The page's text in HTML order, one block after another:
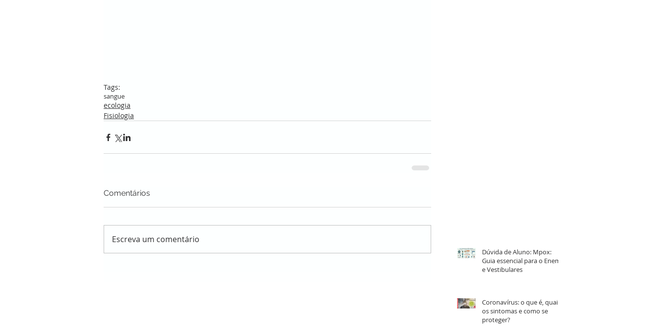
Tags:
sangue
ecologia
Fisiologia
Comentários
Escreva um comentário
Dúvida de Aluno: Mpox:
Guia essencial para o Enem
e Vestibulares
Coronavírus: o que é, quais
os sintomas e como se
proteger?